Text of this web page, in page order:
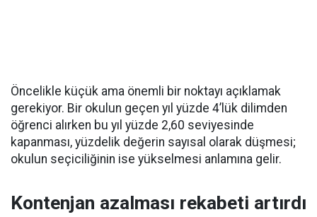
Öncelikle küçük ama önemli bir noktayı açıklamak
gerekiyor. Bir okulun geçen yıl yüzde 4’lük dilimden
öğrenci alırken bu yıl yüzde 2,60 seviyesinde
kapanması, yüzdelik değerin sayısal olarak düşmesi;
okulun seçiciliğinin ise yükselmesi anlamına gelir.
Kontenjan azalması rekabeti artırdı